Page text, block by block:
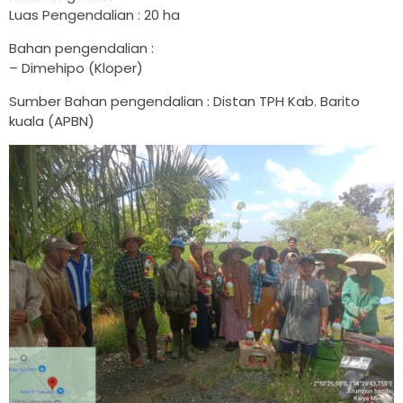
Luas Pengendalian : 20 ha
Bahan pengendalian :
– Dimehipo (Kloper)
Sumber Bahan pengendalian : Distan TPH Kab. Barito
kuala (APBN)